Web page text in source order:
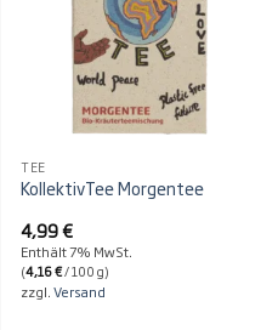
Optionen
können
gewählt
werden
TEE
KollektivTee Morgentee
4,99€
Enthält 7% MwSt.
(4,16€/ 100 g)
zzgl.Versand